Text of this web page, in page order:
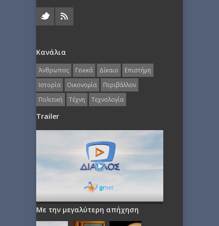
Κανάλια
Άνθρωπος Γενικά Δίκαιο
Επιστήμη
Ιστορία
Οικονομία
Περιβάλλον
Πολιτική
Τέχνη Τεχνολογία
Trailer
Με την μεγαλύτερη απήχηση